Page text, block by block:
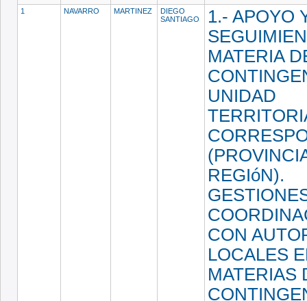
1 NAVARRO MARTINEZ
DIEGO
SANTIAGO
1.- APOYO
MATERIA
UNIDAD
REGIóN).
CON
LOCALES
MATERIAS